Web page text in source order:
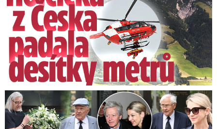
Speciální řečníci nad rakví Laurina: Rozbrečeli i dceru